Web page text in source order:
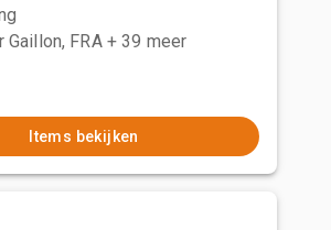
Gaillon, FRA + 39 meer
Items bekijken